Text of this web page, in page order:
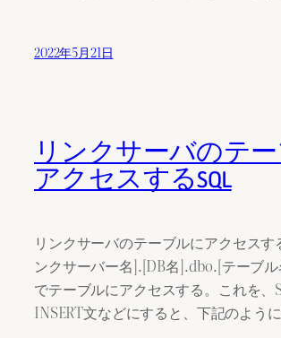
2022年5月21日
リンクサーバのテ
アクセスするSQL
リンクサーバのテーブルにアクセスす
ンクサーバー名].[DB名].dbo.[テーブ
でテーブルにアクセスする。これを、
INSERT文などにすると、下記のように